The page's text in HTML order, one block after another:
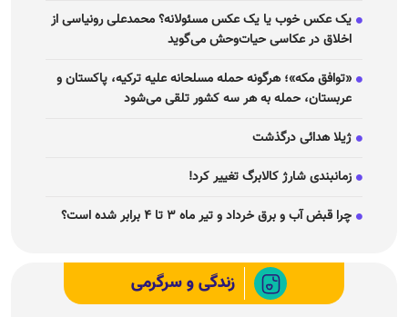
یک عکس خوب یا یک عکس مسئولانه؟ محمدعلی رونیاسی از
اخلاق در عکاسی حیات‌وحش می‌گوید
«توافق مکه»؛ هرگونه حمله مسلحانه علیه ترکیه، پاکستان و
عربستان، حمله به هر سه کشور تلقی می‌شود
ژیلا هدائی درگذشت
زمانبندی شارژ کالابرگ تغییر کرد!
چرا قبض آب و برق خرداد و تیر ماه ۳ تا ۴ برابر شده است؟
زندگی و سرگرمی